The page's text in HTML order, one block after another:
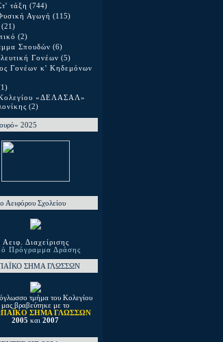
τάξη (744)
Αγωγή (115)
(21)
(2)
Σπουδών (6)
Γονέων (5)
Γονέων κ' Κηδεμόνων
«ΔΕΛΑΣΑΛ»
(2)
2025
Αειφόρου Σχολείου
Αειφ. Διαχείρισης
Πρόγραμμα Δράσης
ΣΗΜΑ ΓΛΩΣΣΩΝ
τμήμα του Κολεγίου
μας βραβεύτηκε με το
ΣΗΜΑ ΓΛΩΣΣΩΝ
2005 και 2007